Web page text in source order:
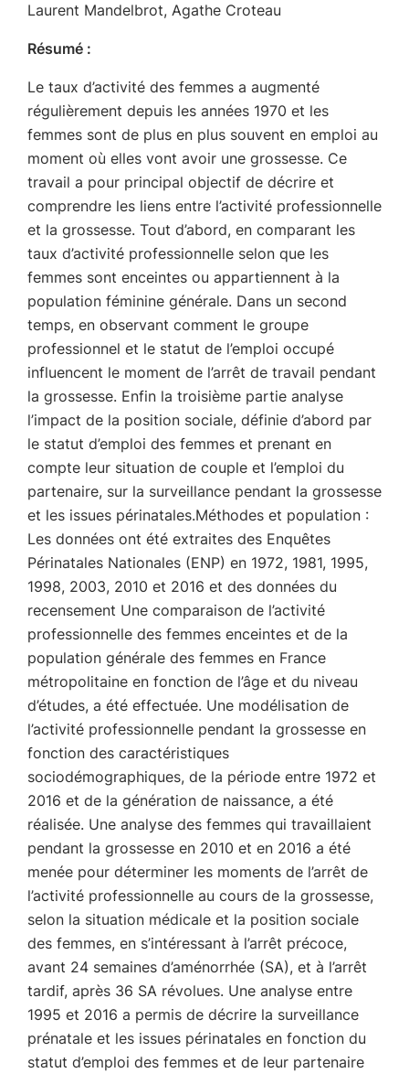
Laurent Mandelbrot, Agathe Croteau
Résumé :
Le taux d’activité des femmes a augmenté
régulièrement depuis les années 1970 et les
femmes sont de plus en plus souvent en emploi au
moment où elles vont avoir une grossesse. Ce
travail a pour principal objectif de décrire et
comprendre les liens entre l’activité professionnelle
et la grossesse. Tout d’abord, en comparant les
taux d’activité professionnelle selon que les
femmes sont enceintes ou appartiennent à la
population féminine générale. Dans un second
temps, en observant comment le groupe
professionnel et le statut de l’emploi occupé
influencent le moment de l’arrêt de travail pendant
la grossesse. Enfin la troisième partie analyse
l’impact de la position sociale, définie d’abord par
le statut d’emploi des femmes et prenant en
compte leur situation de couple et l’emploi du
partenaire, sur la surveillance pendant la grossesse
et les issues périnatales.Méthodes et population :
Les données ont été extraites des Enquêtes
Périnatales Nationales (ENP) en 1972, 1981, 1995,
1998, 2003, 2010 et 2016 et des données du
recensement Une comparaison de l’activité
professionnelle des femmes enceintes et de la
population générale des femmes en France
métropolitaine en fonction de l’âge et du niveau
d’études, a été effectuée. Une modélisation de
l’activité professionnelle pendant la grossesse en
fonction des caractéristiques
sociodémographiques, de la période entre 1972 et
2016 et de la génération de naissance, a été
réalisée. Une analyse des femmes qui travaillaient
pendant la grossesse en 2010 et en 2016 a été
menée pour déterminer les moments de l’arrêt de
l’activité professionnelle au cours de la grossesse,
selon la situation médicale et la position sociale
des femmes, en s’intéressant à l’arrêt précoce,
avant 24 semaines d’aménorrhée (SA), et à l’arrêt
tardif, après 36 SA révolues. Une analyse entre
1995 et 2016 a permis de décrire la surveillance
prénatale et les issues périnatales en fonction du
statut d’emploi des femmes et de leur partenaire